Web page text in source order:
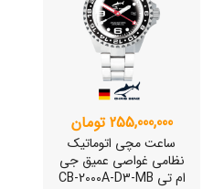
255,000,000 تومان
ساعت مچی اتوماتیک
نظامی غواصی عمیق جی
ام تی CB-2000A-D3-MB